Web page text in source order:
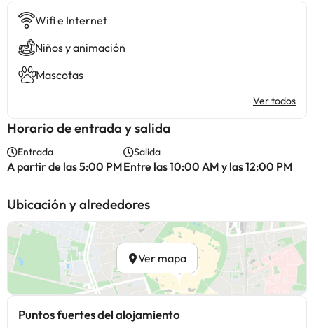
Wifi e Internet
Niños y animación
Mascotas
Ver todos
Horario de entrada y salida
Entrada
A partir de las 5:00 PM
Salida
Entre las 10:00 AM y las 12:00 PM
Ubicación y alrededores
Ver mapa
Puntos fuertes del alojamiento